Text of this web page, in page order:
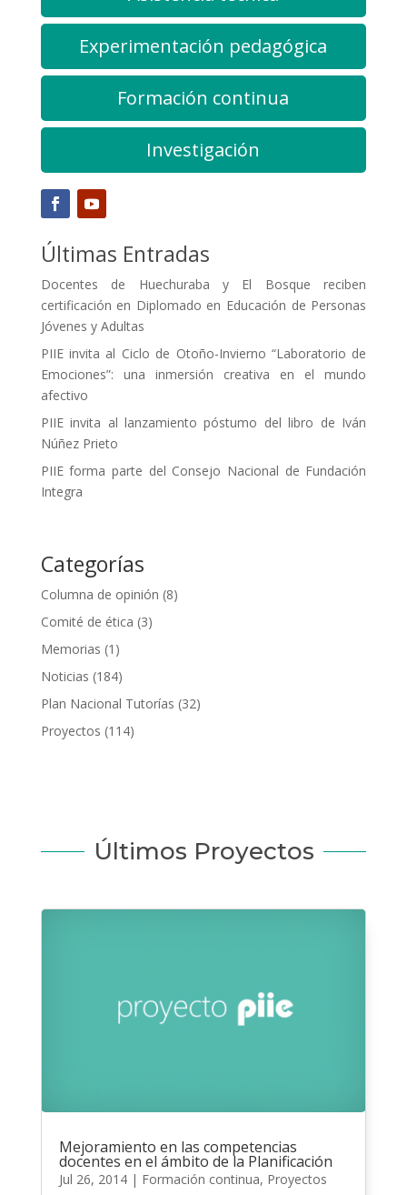
Experimentación pedagógica
Formación continua
Investigación
Últimas Entradas
Docentes de Huechuraba y El Bosque reciben
certificación en Diplomado en Educación de Personas
Jóvenes y Adultas
PIIE invita al Ciclo de Otoño-Invierno “Laboratorio de
Emociones”: una inmersión creativa en el mundo
afectivo
PIIE invita al lanzamiento póstumo del libro de Iván
Núñez Prieto
PIIE forma parte del Consejo Nacional de Fundación
Integra
Categorías
Columna de opinión (8)
Comité de ética (3)
Memorias (1)
Noticias (184)
Plan Nacional Tutorías (32)
Proyectos (114)
Últimos Proyectos
Mejoramiento en las competencias
docentes en el ámbito de la Planificación
Jul 26, 2014| Formación continua, Proyectos